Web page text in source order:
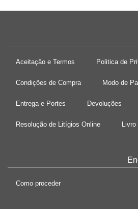
Aceitação e Termos Politica de
Condições de Compra Modo de
Entrega e Portes Devoluções
Resolução de Litígios Online
Como proceder